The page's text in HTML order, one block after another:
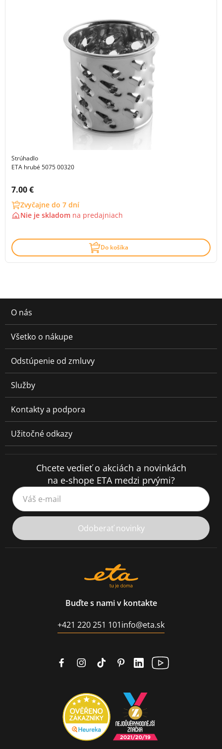
Strúhadlo
ETA hrubé 5075 00320
Cena s DPH:
7.00 €
Zvyčajne do 7 dní
Nie je skladom na predajniach
Do košíka
O nás
Všetko o nákupe
Odstúpenie od zmluvy
Služby
Kontakty a podpora
Užitočné odkazy
Chcete vedieť o akciách a novinkách
na e-shope ETA medzi prvými?
Váš e-mail
Odoberať novinky
Buďte s nami v kontakte
+421 220 251 101info@eta.sk